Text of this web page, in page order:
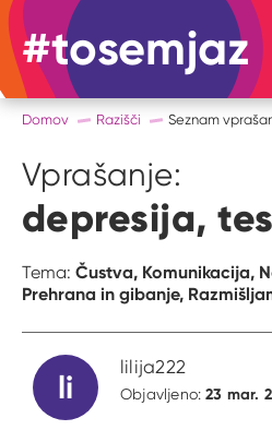
#tosemjaz
Domov Razišči Seznam
Vprašanje:
depresija,
Tema: Čustva, Komunikacija,
Prehrana in gibanje,
li
lilija222
Objavljeno:23 mar.